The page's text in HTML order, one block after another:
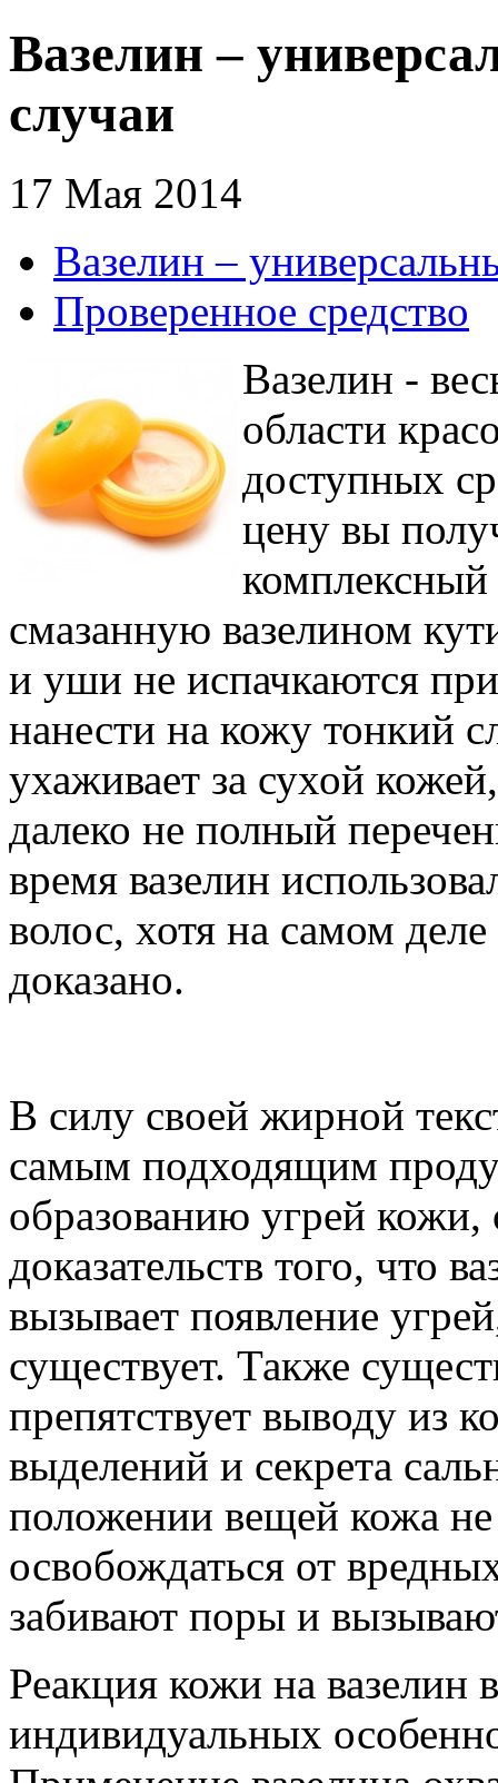
Вазелин –
случаи
17 Мая 2014
Вазелин –
Проверенное средство
Вазелин -
области
доступных
цену вы
смазанную вазелином
и уши не испачкаются
нанести на кожу тонкий
ухаживает за сухой
далеко не полный
время вазелин
волос, хотя на самом
доказано.
В силу своей жирной
самым подходящим
образованию угрей кожи,
доказательств того, что
вызывает появление
существует. Также
препятствует выводу из
выделений и секрета
положении вещей кожа
освобождаться от
забивают поры и
Реакция кожи на вазелин
индивидуальных